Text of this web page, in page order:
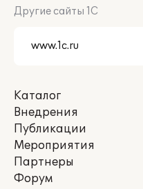
Другие сайты 1С
Каталог
Внедрения
Публикации
Мероприятия
Партнеры
Форум